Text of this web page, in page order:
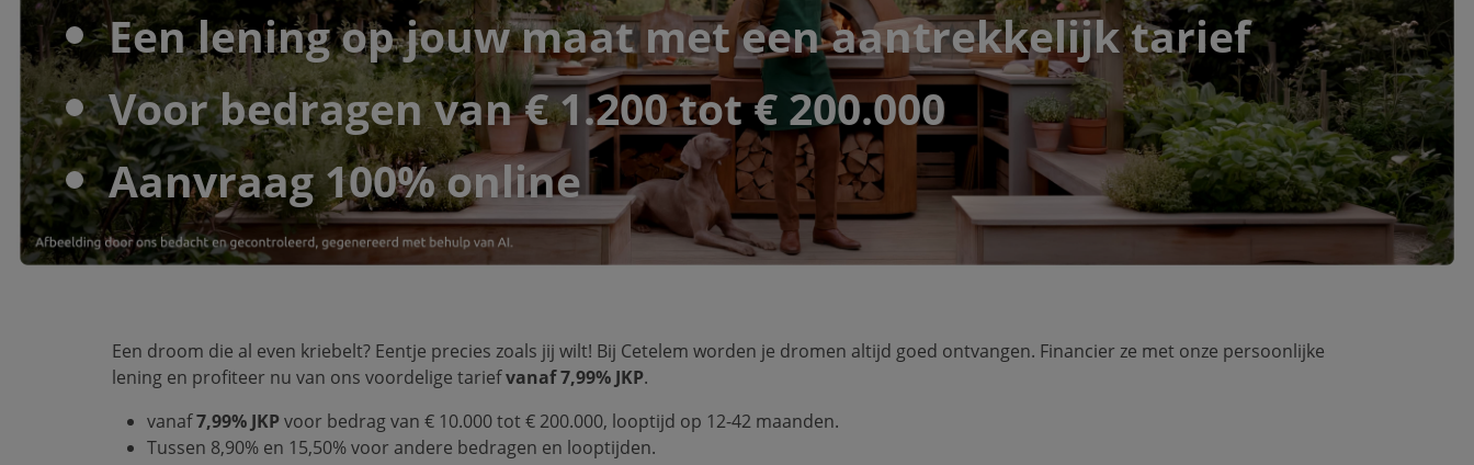
Een lening op jouw maat met een aantrekkelijk tarief
Voor bedragen van € 1.200 tot € 200.000
Aanvraag 100% online
Een droom die al even kriebelt? Eentje precies zoals jij wilt! Bij Cetelem worden je dromen altijd goed ontvangen. Financier ze met onze persoonlijke
lening en profiteer nu van ons voordelige tariefvanaf 7,99% JKP.
vanaf7,99% JKPvoor bedrag van € 10.000 tot € 200.000, looptijd op 12-42 maanden.
Tussen 8,90% en 15,50% voor andere bedragen en looptijden.